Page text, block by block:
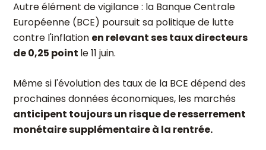
Autre élément de vigilance : la Banque Centrale
Européenne (BCE) poursuit sa politique de lutte
contre l'inflation en relevant ses taux directeurs
de 0,25 point le 11 juin.
Même si l'évolution des taux de la BCE dépend des
prochaines données économiques, les marchés
anticipent toujours un risque de resserrement
monétaire supplémentaire à la rentrée.